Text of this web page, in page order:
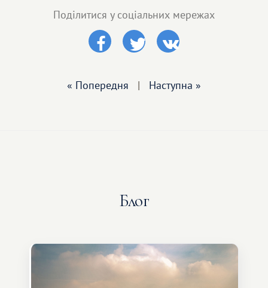
Поділитися у соціальних мережах
« Попередня | Наступна »
Блог